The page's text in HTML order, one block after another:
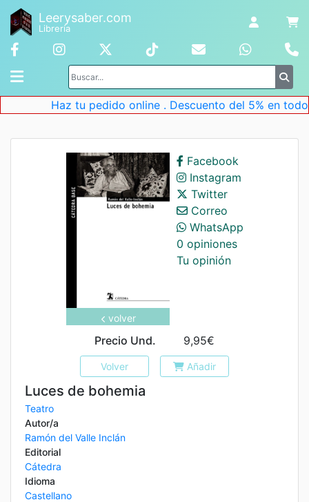
Leerysaber.com
Librería
Haz tu pedido online . Descuento del 5% en
volver
Facebook
Instagram
Twitter
Correo
WhatsApp
0 opiniones
Tu opinión
Precio Und. 9,95€
Volver Añadir
Luces de bohemia
Teatro
Autor/a
Ramón del Valle Inclán
Editorial
Cátedra
Idioma
Castellano